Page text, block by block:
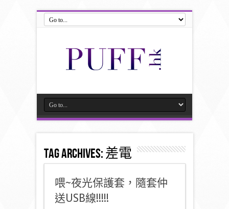
Tag Archives:差電
喂~夜光保護套，隨套仲
送USB線!!!!!